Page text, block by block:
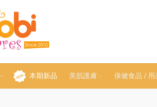
本期新品 美肌護膚 保健食品 / 用